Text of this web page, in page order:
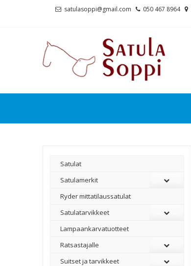
satulasoppi@gmail.com 050 467 8964
Satulat
Satulamerkit
Ryder mittatilaussatulat
Satulatarvikkeet
–
Lampaankarvatuotteet
Ratsastajalle
Suitset ja tarvikkeet